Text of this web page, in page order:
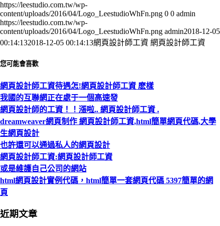
https://leestudio.com.tw/wp-
content/uploads/2016/04/Logo_LeestudioWhFn.png 0 0 admin
https://leestudio.com.tw/wp-
content/uploads/2016/04/Logo_LeestudioWhFn.png admin2018-12-05
00:14:132018-12-05 00:14:13網頁設計師工資 網頁設計師工資
您可能會喜歡
網頁設計師工資待遇怎!網頁設計師工資 麽樣
我國的互聯網正在處于一個高速發
網頁設計師的工資！！漲啦.. 網頁設計師工資 .
dreamweaver網頁制作 網頁設計師工資,html簡單網頁代碼,大學
生網頁設計
也許還可以通過私人的網頁設計
網頁設計師工資:網頁設計師工資
或是維護自己公司的網站
html網頁設計實例代碼，html簡單一套網頁代碼 5397簡單的網
頁
近期文章